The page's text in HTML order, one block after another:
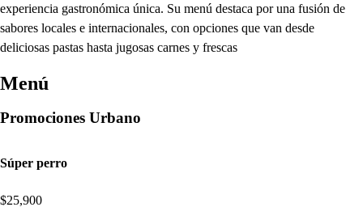
experiencia gastronómica única. Su menú destaca por una fusión de
sabores locales e internacionales, con opciones que van desde
deliciosas pastas hasta jugosas carnes y frescas
Menú
Promociones Urbano
Súper perro
$25,900